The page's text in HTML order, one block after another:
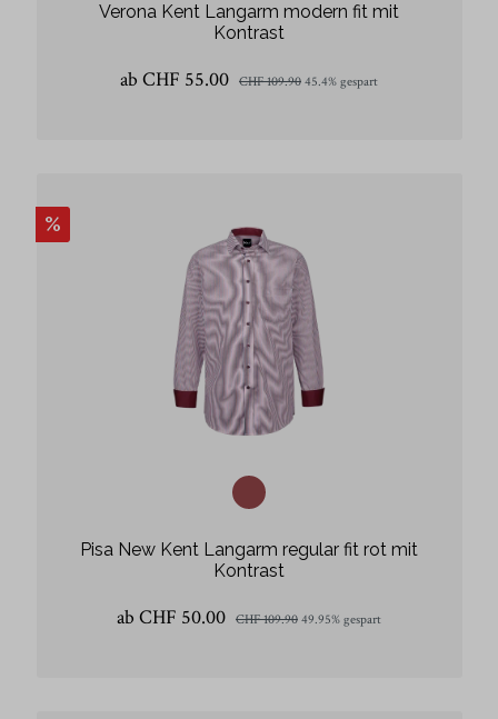
Verona Kent Langarm modern fit mit
Kontrast
ab CHF 55.00 CHF 109.90 45.4% gespart
%
Pisa New Kent Langarm regular fit rot mit
Kontrast
ab CHF 50.00 CHF 109.90 49.95% gespart